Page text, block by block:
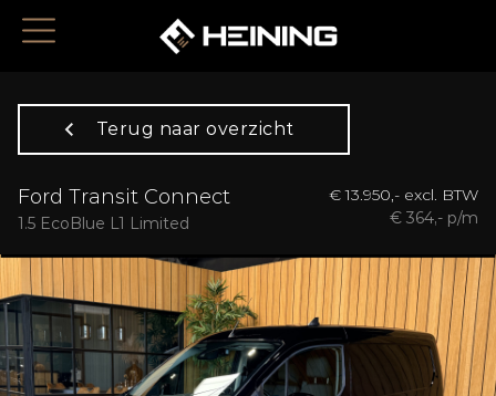
Terug naar overzicht
Ford Transit Connect
1.5 EcoBlue L1 Limited
€ 13.950,- excl. BTW
€ 364,- p/m